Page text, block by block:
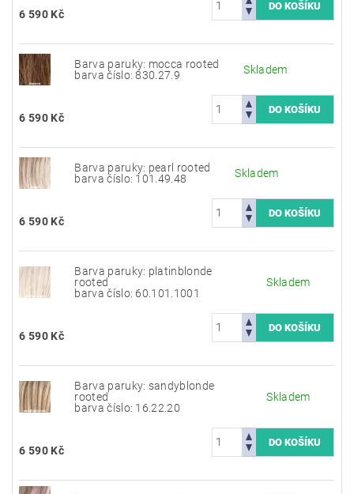
6 590 Kč
Barva paruky: mocca rooted
barva číslo: 830.27.9
Skladem
6 590 Kč
Barva paruky: pearl rooted
barva číslo: 101.49.48
Skladem
6 590 Kč
Barva paruky: platinblonde
rooted
barva číslo: 60.101.1001
Skladem
6 590 Kč
Barva paruky: sandyblonde
rooted
barva číslo: 16.22.20
Skladem
6 590 Kč